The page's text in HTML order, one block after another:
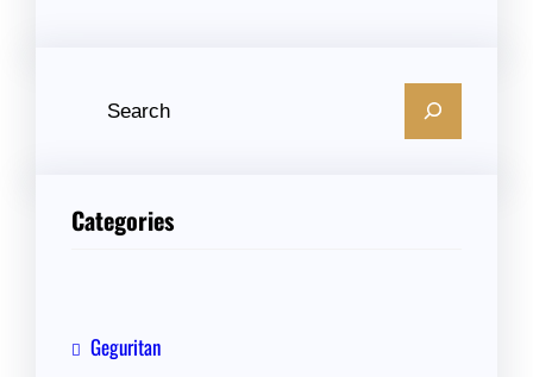
Categories
Geguritan